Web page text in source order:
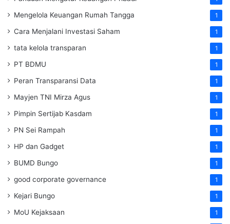
Mengelola Keuangan Rumah Tangga 1
Cara Menjalani Investasi Saham 1
tata kelola transparan 1
PT BDMU 1
Peran Transparansi Data 1
Mayjen TNI Mirza Agus 1
Pimpin Sertijab Kasdam 1
PN Sei Rampah 1
HP dan Gadget 1
BUMD Bungo 1
good corporate governance 1
Kejari Bungo 1
MoU Kejaksaan 1